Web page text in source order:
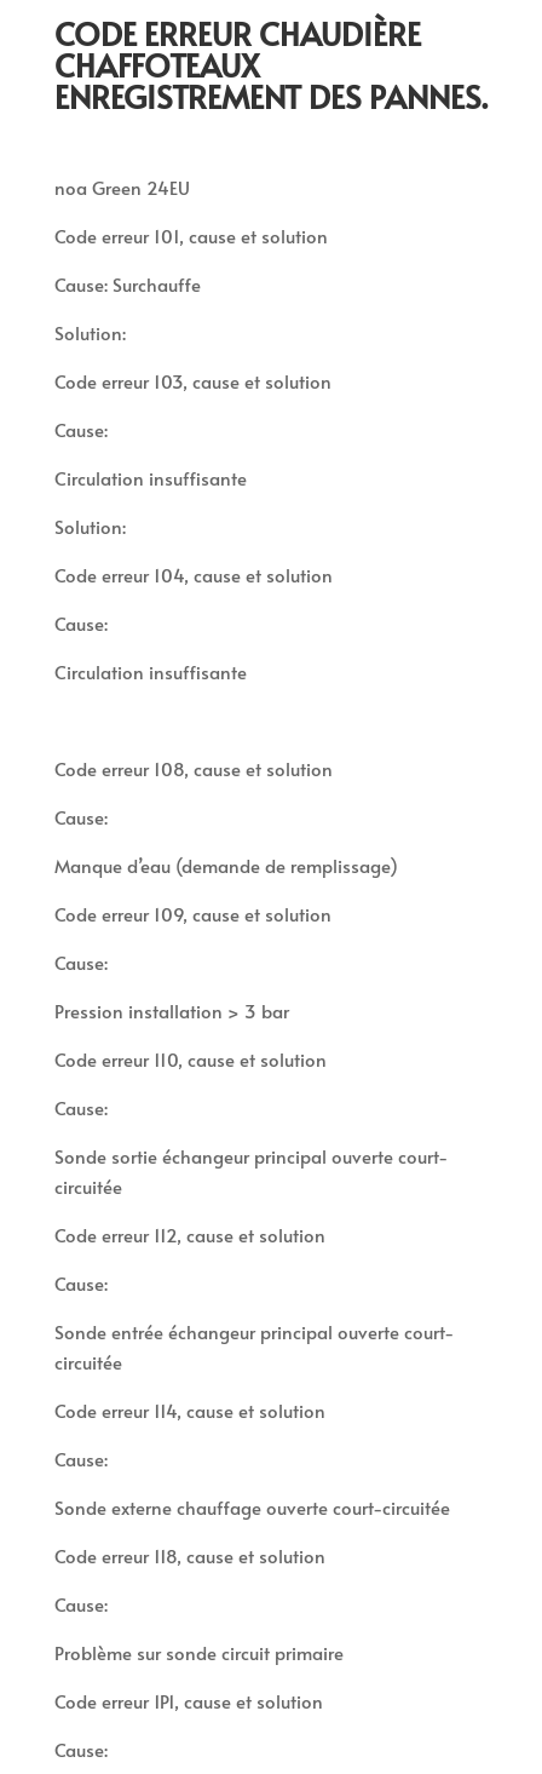
CODE ERREUR CHAUDIÈRE
CHAFFOTEAUX
ENREGISTREMENT DES PANNES.
noa Green 24EU
Code erreur 101, cause et solution
Cause: Surchauffe
Solution:
Code erreur 103, cause et solution
Cause:
Circulation insuffisante
Solution:
Code erreur 104, cause et solution
Cause:
Circulation insuffisante
Code erreur 108, cause et solution
Cause:
Manque d’eau (demande de remplissage)
Code erreur 109, cause et solution
Cause:
Pression installation > 3 bar
Code erreur 110, cause et solution
Cause:
Sonde sortie échangeur principal ouverte court-
circuitée
Code erreur 112, cause et solution
Cause:
Sonde entrée échangeur principal ouverte court-
circuitée
Code erreur 114, cause et solution
Cause:
Sonde externe chauffage ouverte court-circuitée
Code erreur 118, cause et solution
Cause:
Problème sur sonde circuit primaire
Code erreur 1P1, cause et solution
Cause: